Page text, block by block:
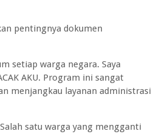
pentingnya dokumen
setiap warga negara. Saya
AKU. Program ini sangat
menjangkau layanan administrasi
satu warga yang mengganti